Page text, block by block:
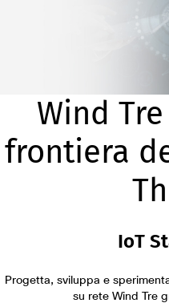
Wind
frontiera
IoT
Progetta, sviluppa e
su rete Wind Tre